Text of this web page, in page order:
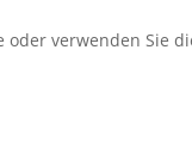
verwenden Sie